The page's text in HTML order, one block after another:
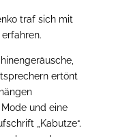
traf sich mit
ertönt
und eine
„Kabutze“.